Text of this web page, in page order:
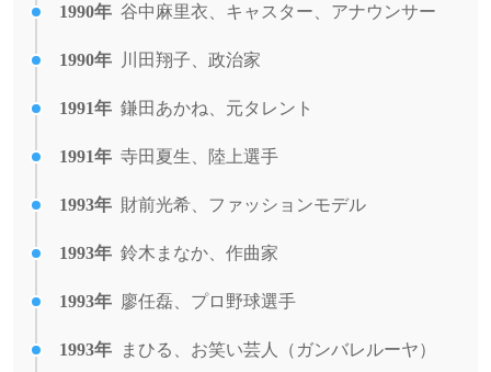
1990年 谷中麻里衣、キャスター、アナウンサー
1990年 川田翔子、政治家
1991年 鎌田あかね、元タレント
1991年 寺田夏生、陸上選手
1993年 財前光希、ファッションモデル
1993年 鈴木まなか、作曲家
1993年 廖任磊、プロ野球選手
1993年 まひる、お笑い芸人（ガンバレルーヤ）